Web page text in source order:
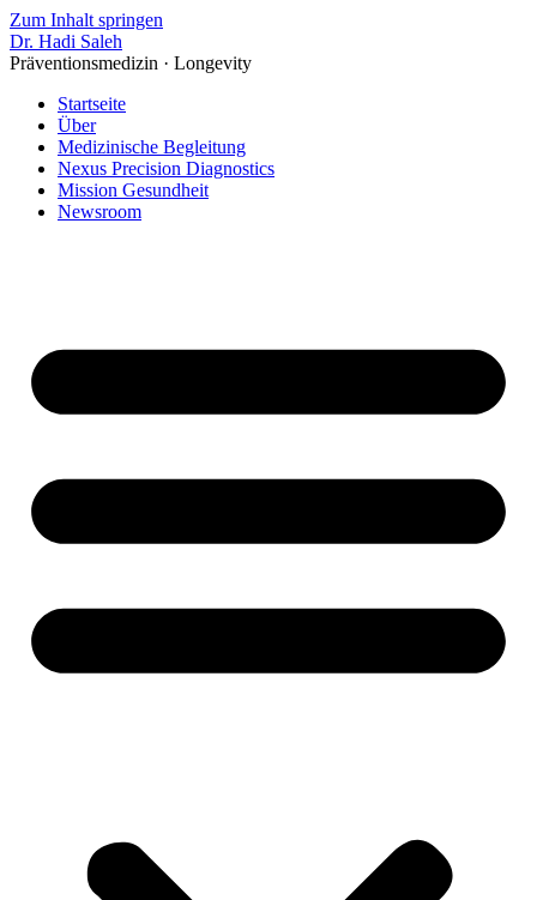
Zum Inhalt springen
Dr. Hadi Saleh
Präventionsmedizin · Longevity
Startseite
Über
Medizinische Begleitung
Nexus Precision Diagnostics
Mission Gesundheit
Newsroom